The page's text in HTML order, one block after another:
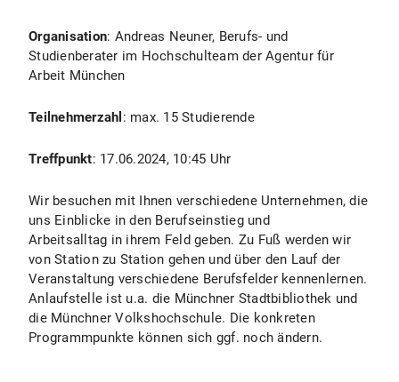
Organisation: Andreas Neuner, Berufs- und
Studienberater im Hochschulteam der Agentur für
Arbeit München
Teilnehmerzahl : max. 15 Studierende
Treffpunkt: 17.06.2024, 10:45 Uhr
Wir besuchen mit Ihnen verschiedene Unternehmen, die
uns Einblicke in den Berufseinstieg und
Arbeitsalltag in ihrem Feld geben. Zu Fuß werden wir
von Station zu Station gehen und über den Lauf der
Veranstaltung verschiedene Berufsfelder kennenlernen.
Anlaufstelle ist u.a. die Münchner Stadtbibliothek und
die Münchner Volkshochschule. Die konkreten
Programmpunkte können sich ggf. noch ändern.